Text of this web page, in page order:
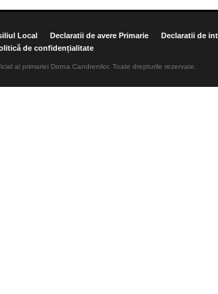
Local Declaratii de avere Primarie
Declaratii de
de confidențialitate
al primariei Dorna Candrenilor. Toate drepturile rezervate.